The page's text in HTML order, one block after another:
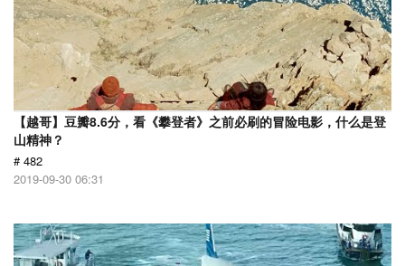
【越哥】豆瓣8.6分，看《攀登者》之前必刷的冒险电影，什么是登
山精神？
# 482
2019-09-30 06:31